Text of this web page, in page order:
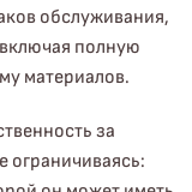
обслуживания,
полную
материалов.
за